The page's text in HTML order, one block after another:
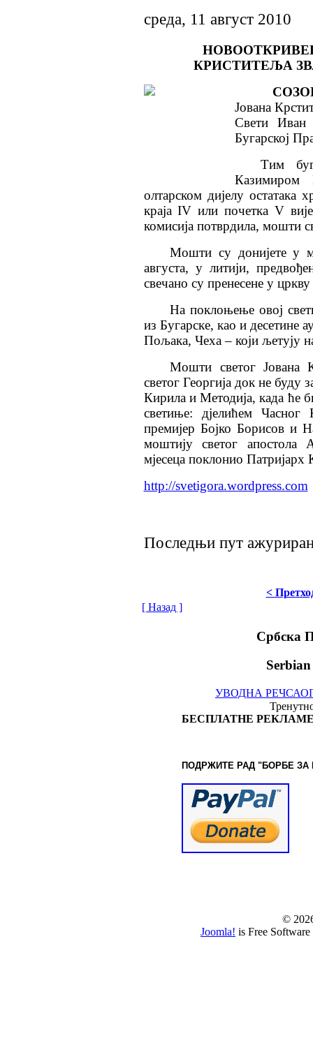
среда, 11 август 2010
КРИСТИТЕЉА
Јована
Свети Иван
Бугарској
Тим
Казимиром
олтарском дијелу остатака
краја IV или почетка V
комисија потврдила, мошти
Мошти су донијете у
августа, у литији,
свечано су пренесене у
На поклоњење овој
из Бугарске, као и десетине
Пољака, Чеха – који љетују
Мошти светог Јована
светог Георгија док не
Кирила и Методија, када ће
светиње: дјелићем
премијер Бојко Борисов и
моштију светог апостола
мјесеца поклонио
http://svetigora.wordpress.com
Последњи пут
<
[ Назад ]
Србска
УВОДНА РЕЧ
БЕСПЛАТНЕ
ПОДРЖИТЕ РАД "БОРБЕ ЗА
©
Joomla! is Free